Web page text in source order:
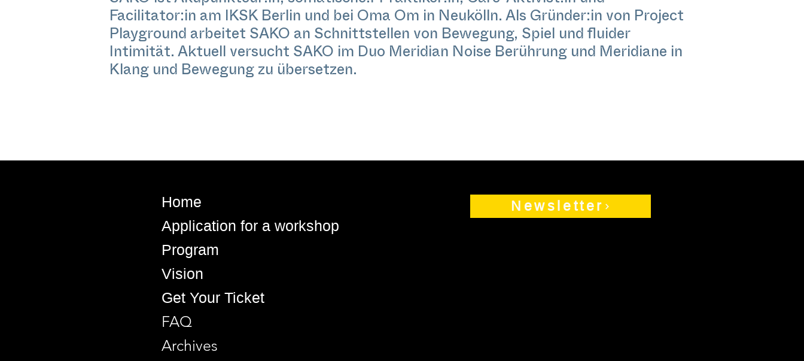
Facilitator:in am IKSK Berlin und bei Oma Om in Neukölln. Als Gründer:in von Project
Playground arbeitet SAKO an Schnittstellen von Bewegung, Spiel und fluider
Intimität. Aktuell versucht SAKO im Duo Meridian Noise Berührung und Meridiane in
Klang und Bewegung zu übersetzen.
Home
Application for a workshop
Program
Vision
Get Your Ticket
FAQ
Archives
Newsletter